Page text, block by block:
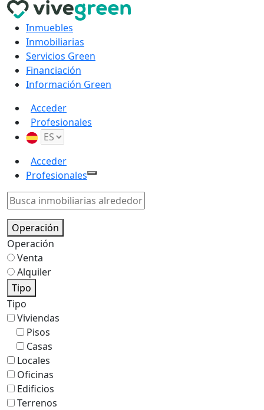
Inmuebles
Inmobiliarias
Servicios Green
Financiación
Información Green
Acceder
Profesionales
Acceder
Profesionales
Operación
Operación
Venta
Alquiler
Tipo
Tipo
Viviendas
Pisos
Casas
Locales
Oficinas
Edificios
Terrenos